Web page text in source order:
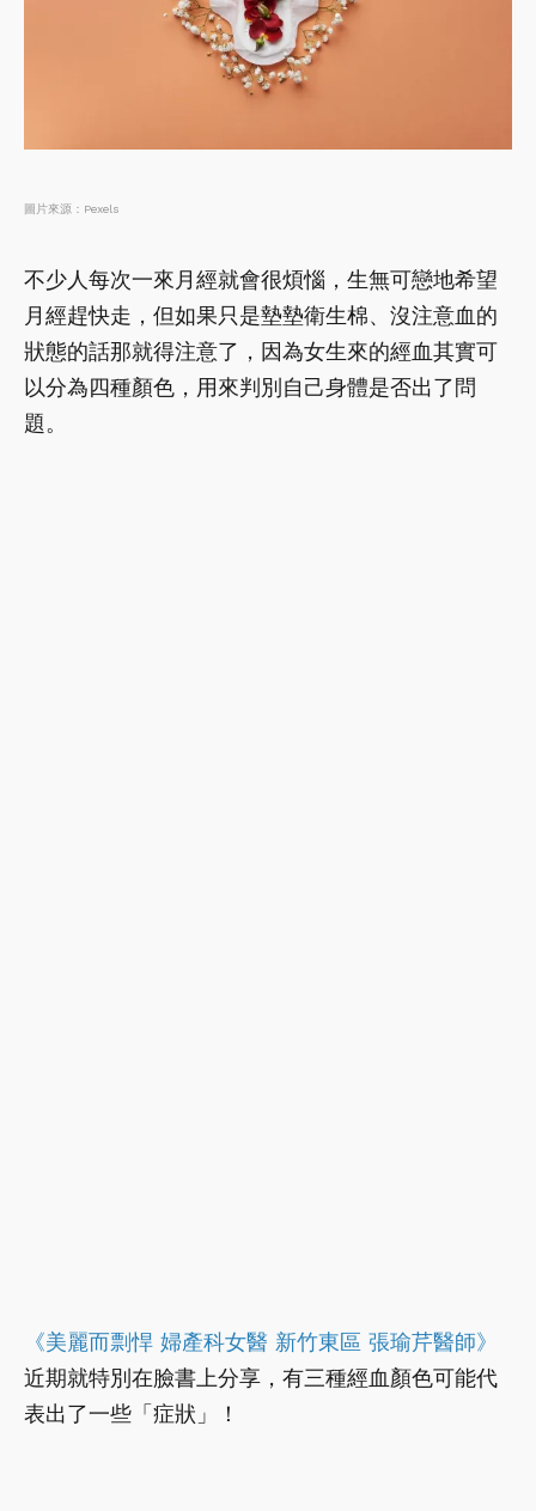
圖片來源：Pexels
不少人每次一來月經就會很煩惱，生無可戀地希望
月經趕快走，但如果只是墊墊衛生棉、沒注意血的
狀態的話那就得注意了，因為女生來的經血其實可
以分為四種顏色，用來判別自己身體是否出了問
題。
《美麗而剽悍 婦產科女醫 新竹東區 張瑜芹醫師》
近期就特別在臉書上分享，有三種經血顏色可能代
表出了一些「症狀」！